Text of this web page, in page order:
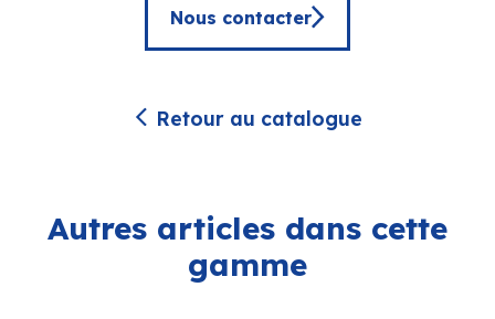
Nous contacter
Retour au catalogue
Autres articles dans cette
gamme